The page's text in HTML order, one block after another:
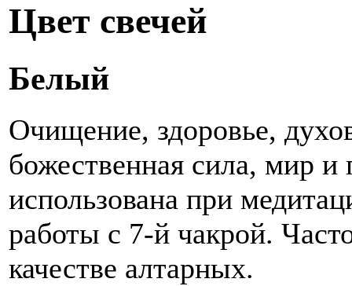
Цвет свечей
Белый
Очищение, здоровье,
божественная сила, мир
использована при
работы с 7-й чакрой.
качестве алтарных.